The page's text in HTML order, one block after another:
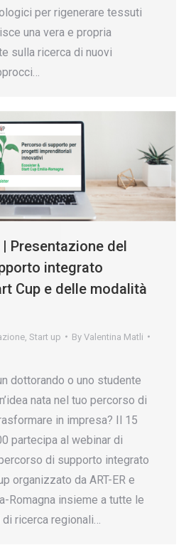
per rigenerare tessuti
una vera e propria
sulla ricerca di nuovi
Presentazione del
integrato
Cup e delle modalità
Start up By Valentina Matli
dottorando o uno studente
nata nel tuo percorso di
in impresa? Il 15
partecipa al webinar di
di supporto integrato
organizzato da ART-ER e
Romagna insieme a tutte le
ricerca regionali…